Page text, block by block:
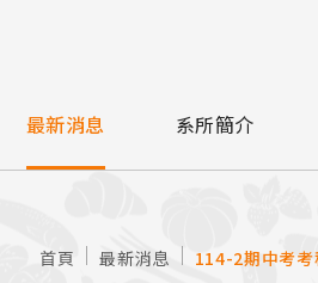
最新消息 系所簡介
首頁 最新消息 114-2期中考考